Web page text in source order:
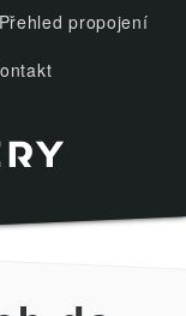
Přehled propojení